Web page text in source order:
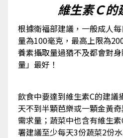
維生素Ｃ的
根據衛福部建議，一般成人
量為100毫克，最高上限為
養素攝取量過猶不及都會對
量」最好！
飲食中要達到維生素C的建議
天不到半顆芭樂或一顆金黃
需求量；蔬菜中也含有維生
署建議至少每天3份蔬菜2份